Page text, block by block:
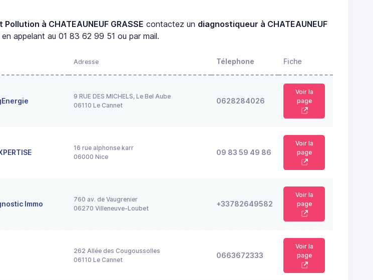
à CHATEAUNEUF GRASSE contactez un diagnostiqueur à CHATEAUNEUF
en appelant au 01 83 62 99 51 ou par mail.
Adresse Télephone Fiche
9 RUE DES MICHELS, Le Bel Aube
06110 Le Cannet
0628284026
Voir la
page
16 rue alphonse karr
06000 Nice
09 83 59 49 86
Voir la
page
Immo
760 av. de Vaugrenier
06270 Villeneuve-Loubet
+33782649582
Voir la
page
262 Allée des Cougoussolles
06110 Le Cannet
0663672333
Voir la
page